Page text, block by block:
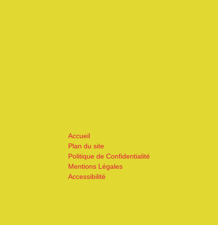
Accueil
Plan du site
Politique de Confidentialité
Mentions Légales
Accessibilité